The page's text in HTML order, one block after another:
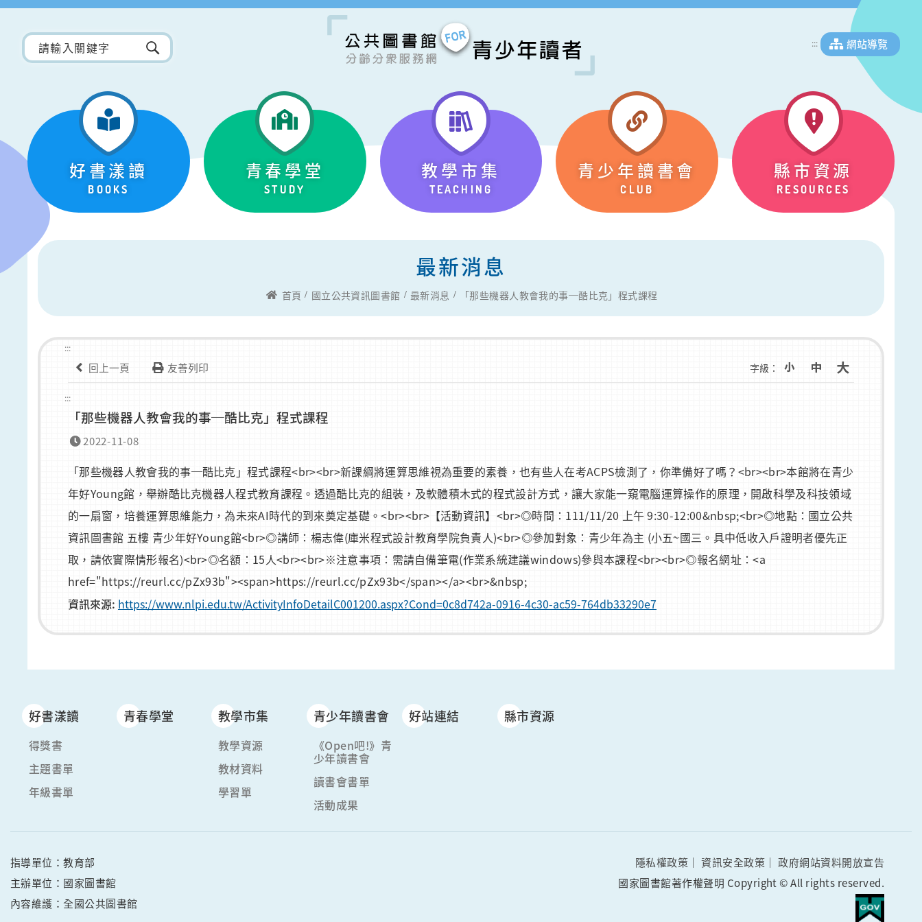
::: 網站導覽
好書漾讀
BOOKS
青春學堂
STUDY
教學市集
TEACHING
青少年讀書會
CLUB
縣市資源
RESOURCES
最新消息
首頁 國立公共資訊圖書館 最新消息 「那些機器人教會我的事─酷比克」程式課程
:::
回上一頁 友善列印 字級：
:::
「那些機器人教會我的事─酷比克」程式課程
2022-11-08
「那些機器人教會我的事─酷比克」程式課程<br><br>新課綱將運算思維視為重要的素養，也有些人在考ACPS檢測了，你準備好了嗎？<br><br>本館將在青少
年好Young館，舉辦酷比克機器人程式教育課程。透過酷比克的組裝，及軟體積木式的程式設計方式，讓大家能一窺電腦運算操作的原理，開啟科學及科技領域
的一扇窗，培養運算思維能力，為未來AI時代的到來奠定基礎。<br><br>【活動資訊】<br>◎時間：111/11/20 上午 9:30-12:00&nbsp;<br>◎地點：國立公共
資訊圖書館 五樓 青少年好Young館<br>◎講師：楊志偉(庫米程式設計教育學院負責人)<br>◎參加對象：青少年為主 (小五~國三。具中低收入戶證明者優先正
取，請依實際情形報名)<br>◎名額：15人<br><br>※注意事項：需請自備筆電(作業系統建議windows)參與本課程<br><br>◎報名網址：<a
href="https://reurl.cc/pZx93b"><span>https://reurl.cc/pZx93b</span></a><br>&nbsp;
資訊來源: https://www.nlpi.edu.tw/ActivityInfoDetailC001200.aspx?Cond=0c8d742a-0916-4c30-ac59-764db33290e7
好書漾讀
得獎書
主題書單
年級書單
青春學堂 教學市集
教學資源
教材資料
學習單
青少年讀書會
《Open吧!》青
少年讀書會
讀書會書單
活動成果
好站連結 縣市資源
指導單位：教育部
主辦單位：國家圖書館
內容維護：全國公共圖書館
隱私權政策 資訊安全政策
政府網站資料開放宣告
國家圖書館著作權聲明 Copyright © All rights reserved.